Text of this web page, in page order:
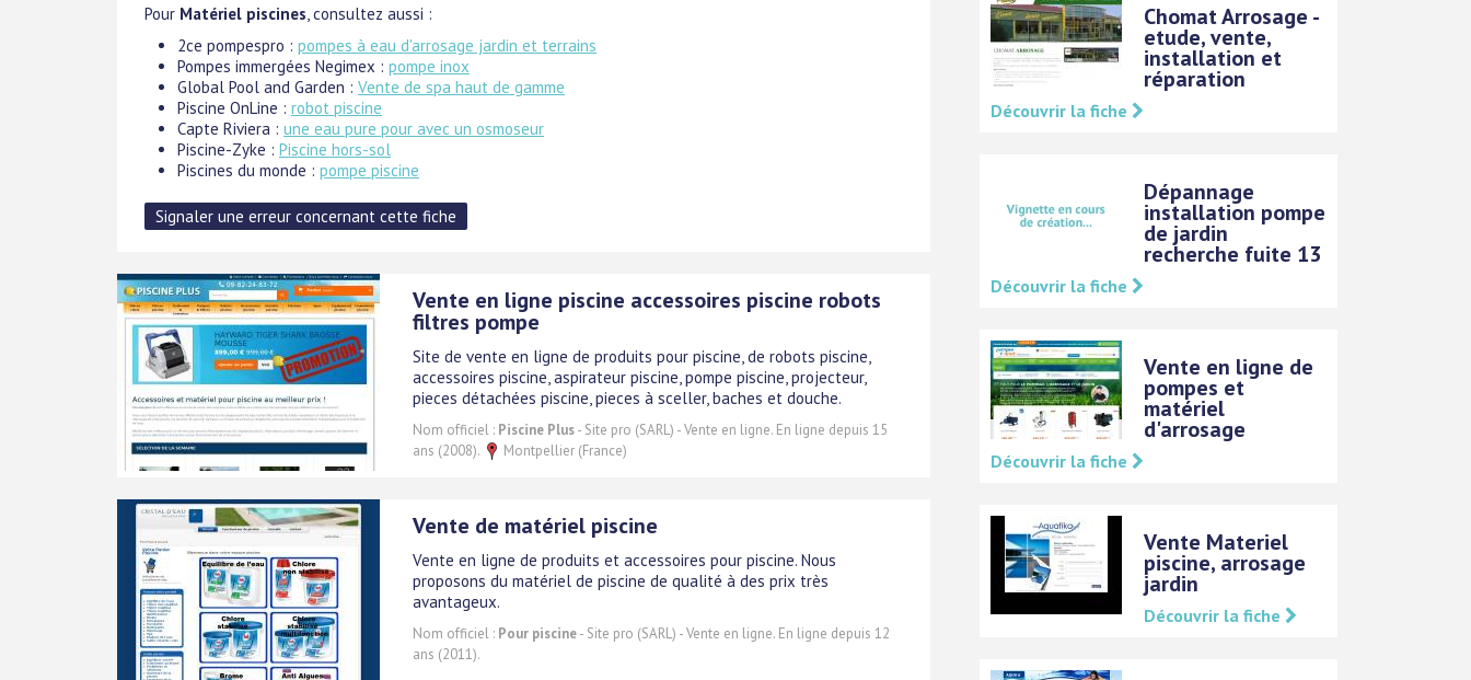
Pour Matériel piscines , consultez aussi :
2ce pompespro : pompes à eau d'arrosage jardin et terrains
Pompes immergées Negimex : pompe inox
Global Pool and Garden : Vente de spa haut de gamme
Piscine OnLine : robot piscine
Capte Riviera : une eau pure pour avec un osmoseur
Piscine-Zyke : Piscine hors-sol
Piscines du monde : pompe piscine
Vente en ligne piscine accessoires piscine robots
filtres pompe
Site de vente en ligne de produits pour piscine, de robots piscine,
accessoires piscine, aspirateur piscine, pompe piscine, projecteur,
pieces détachées piscine, pieces à sceller, baches et douche.
Nom officiel : Piscine Plus- Site pro (SARL) - Vente en ligne. En ligne depuis 15
ans (2008).
Montpellier (France)
Vente de matériel piscine
Vente en ligne de produits et accessoires pour piscine. Nous
proposons du matériel de piscine de qualité à des prix très
avantageux.
Nom officiel : Pour piscine- Site pro (SARL) - Vente en ligne. En ligne depuis 12
ans (2011).
Chomat Arrosage -
etude, vente,
installation et
réparation
Découvrir la fiche
Dépannage
installation pompe
de jardin
recherche fuite 13
Découvrir la fiche
Vente en ligne de
pompes et
matériel
d'arrosage
Découvrir la fiche
Vente Materiel
piscine, arrosage
jardin
Découvrir la fiche